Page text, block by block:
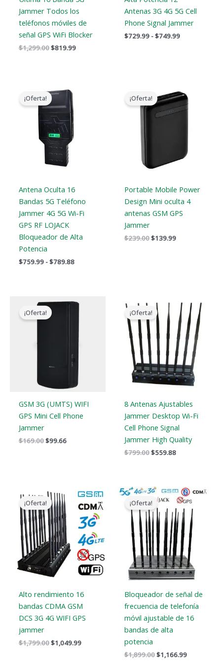
Jammer Todos los
teléfonos móviles de
señal GPS WiFi Blocker
$1,299.00$819.99
Antenas 3G 4G 5G Cell
Phone Signal Jammer
$729.99 -$749.99
¡Oferta!
Antena Oculta 16
Bandas 5G Teléfono
Jammer 4G 5G Wi-Fi
GPS RF LOJACK
Bloqueador de Alta
Potencia
$759.99 -$789.88
¡Oferta!
Portable Mobile Power
Design Mini oculta 4
antenas GSM GPS
Jammer
$239.00
precio
original
era:
$239.00.
$139.99
precio
actual
es:
¡Oferta!
GSM 3G (UMTS) WIFI
GPS Mini Cell Phone
Jammer
$169.00
El
precio
original
$99.66
El
$99.66.
¡Oferta!
8 Antenas Ajustables
Jammer Desktop Wi-Fi
Cell Phone Signal
Jammer High Quality
$799.00
precio
original
era:
$799.00.
$559.88
precio
actual
es:
$559.88.
¡Oferta!
Alto rendimiento 16
bandas CDMA GSM
DCS 3G 4G WIFI GPS
jammer
$1,799.00
El
precio
original
era:
$1,799.00.
$1,049.99
El
precio
actual
es:
$1,049.99.
¡Oferta!
Bloqueador de señal de
frecuencia de telefonía
móvil ajustable de 16
bandas de alta
potencia
$1,899.00
El
precio
original
era:
$1,899.00.
$1,166.99
El
precio
actual
es:
$1,166.99.